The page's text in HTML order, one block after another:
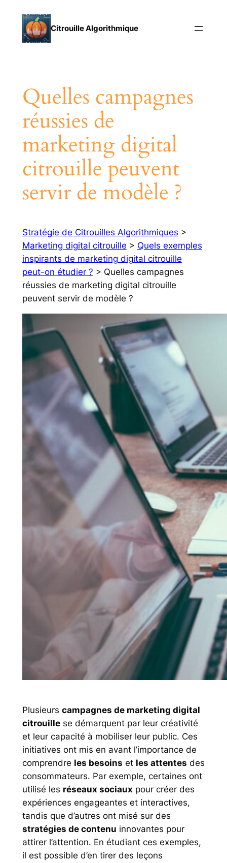
contenu
Citrouille Algorithmique
Quelles campagnes
réussies de
marketing digital
citrouille peuvent
servir de modèle ?
Stratégie de Citrouilles Algorithmiques >
Marketing digital citrouille > Quels exemples
inspirants de marketing digital citrouille
peut-on étudier ? > Quelles campagnes
réussies de marketing digital citrouille
peuvent servir de modèle ?
Plusieurs campagnes de marketing digital
citrouillese démarquent par leur créativité
et leur capacité à mobiliser leur public. Ces
initiatives ont mis en avant l’importance de
comprendre les besoins et les attentes des
consommateurs. Par exemple, certaines ont
utilisé les réseaux sociaux pour créer des
expériences engageantes et interactives,
tandis que d’autres ont misé sur des
stratégies de contenu innovantes pour
attirer l’attention. En étudiant ces exemples,
il est possible d’en tirer des leçons